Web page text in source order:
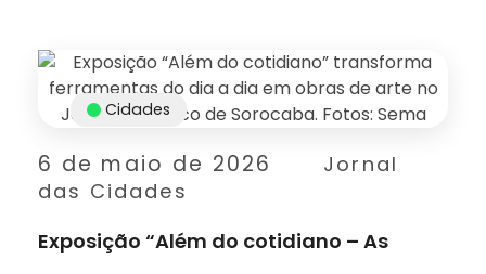
6 de maio de 2026
Jornal
das Cidades
Cidades
Exposição “Além do cotidiano – As